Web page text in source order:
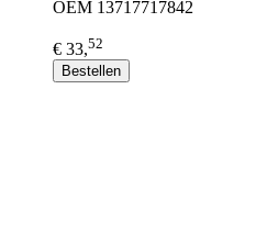
OEM 13717717842
€ 33,52
Bestellen